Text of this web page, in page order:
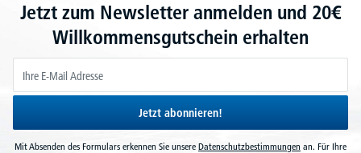
Jetzt zum Newsletter anmelden und 20€
Willkommensgutschein erhalten
Jetzt abonnieren!
Mit Absenden des Formulars erkennen Sie unsere Datenschutzbestimmungen an. Für Ihre